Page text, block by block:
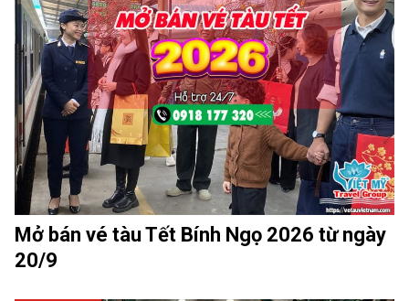
Mở bán vé tàu Tết Bính Ngọ 2026 từ ngày
20/9